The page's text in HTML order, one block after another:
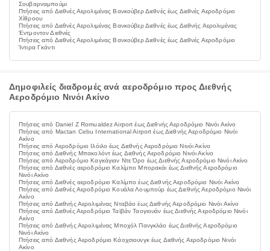
Σουβαρναμπούμι
Πτήσεις από Διεθνές Αερολιμένας Βανκούβερ Διεθνές έως Διεθνές Αεροδρόμιο
Χίθροου
Πτήσεις από Διεθνές Αερολιμένας Βανκούβερ Διεθνές έως Διεθνής Αερολιμένας
Έντμοντον Διεθνές
Πτήσεις από Διεθνές Αερολιμένας Βανκούβερ Διεθνές έως Διεθνές Αεροδρόμιο
Ίντιρα Γκάντι
Δημοφιλείς διαδρομές ανά αεροδρόμιο προς Διεθνής
Αεροδρόμιο Νινόι Ακίνο
Πτήσεις από Daniel Z Romualdez Airport έως Διεθνής Αεροδρόμιο Νινόι Ακίνο
Πτήσεις από Mactan Cebu International Airport έως Διεθνής Αεροδρόμιο Νινόι
Ακίνο
Πτήσεις από Αεροδρόμιο Ιλόιλο έως Διεθνής Αεροδρόμιο Νινόι Ακίνο
Πτήσεις από Διεθνής Μπακολόντ έως Διεθνής Αεροδρόμιο Νινόι Ακίνο
Πτήσεις από Αεροδρόμιο Καγκάγιαν Ντε Όρο έως Διεθνής Αεροδρόμιο Νινόι Ακίνο
Πτήσεις από Διεθνές αεροδρόμιο Καλίμπο Μπορακάι έως Διεθνής Αεροδρόμιο
Νινόι Ακίνο
Πτήσεις από Διεθνές αεροδρόμιο Καλίμπο έως Διεθνής Αεροδρόμιο Νινόι Ακίνο
Πτήσεις από Διεθνές Αεροδρόμιο Κουάλα Λουμπούρ έως Διεθνής Αεροδρόμιο Νινόι
Ακίνο
Πτήσεις από Διεθνής Αερολιμένας Νταβάο έως Διεθνής Αεροδρόμιο Νινόι Ακίνο
Πτήσεις από Διεθνές Αεροδρόμιο Ταϊβάν Ταογιουάν έως Διεθνής Αεροδρόμιο Νινόι
Ακίνο
Πτήσεις από Διεθνής Αερολιμένας Μποχόλ Πανγκλάο έως Διεθνής Αεροδρόμιο
Νινόι Ακίνο
Πτήσεις από Διεθνής Αεροδρόμιο Κάοχσιουνγκ έως Διεθνής Αεροδρόμιο Νινόι
Ακίνο